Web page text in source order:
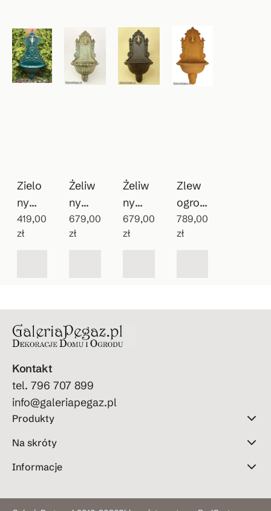
Zielo
ny
wiszą
cy
419,00
zł
Żeliw
ny
patyn
owan
679,00
zł
Żeliw
ny
zlewo
zmyw
679,00
zł
Zlew
ogrod
owy
Vintag
789,00
zł
Kontakt
tel. 796 707 899
info@galeriapegaz.pl
Produkty
Na skróty
Informacje